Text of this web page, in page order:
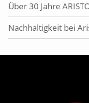
Über 30 Jahre
Nachhaltigkeit bei